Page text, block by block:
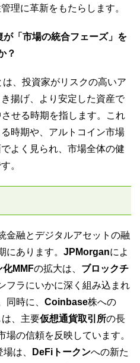
理に革新をもたらします。
「市場の統合フェーズ」を
？
、投資家がリスクの高いア
揚げ、より安定した資産で
せる時期を指します。これ
時期や、アルトコイン市場
よく見られ、市場全体の健
。
金融とデジタルアセットの融
にあります。 JPMorganによ
化MMFの拡大は、 ブロックチ
フラにいかに深く組み込まれ
同時に、 Coinbase株への
、主要仮想通貨取引所の長
の信頼を反映しています。
は、 DeFiトークンへの新た